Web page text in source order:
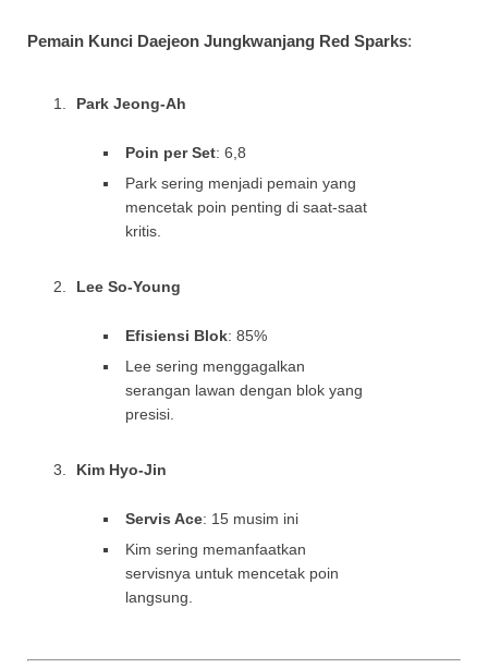
Pemain Kunci Daejeon Jungkwanjang Red Sparks:
Park Jeong-Ah
Poin per Set: 6,8
Park sering menjadi pemain yang
mencetak poin penting di saat-saat
kritis.
Lee So-Young
Efisiensi Blok: 85%
Lee sering menggagalkan
serangan lawan dengan blok yang
presisi.
Kim Hyo-Jin
Servis Ace: 15 musim ini
Kim sering memanfaatkan
servisnya untuk mencetak poin
langsung.